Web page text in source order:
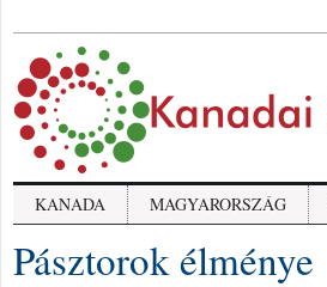
KANADA MAGYARORSZÁG
Pásztorok élménye